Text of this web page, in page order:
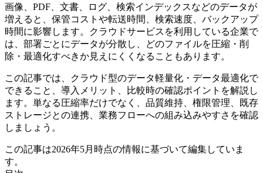
画像、PDF、文書、ログ、検索インデックスなどのデータが
増えると、保管コストや転送時間、検索速度、バックアップ
時間に影響します。クラウドサービスを利用している企業で
は、部署ごとにデータが分散し、どのファイルを圧縮・削
除・最適化すべきか見えにくくなることもあります。
この記事では、クラウド型のデータ軽量化・データ最適化で
できること、導入メリット、比較時の確認ポイントを解説し
ます。単なる圧縮率だけでなく、品質維持、権限管理、既存
ストレージとの連携、業務フローへの組み込みやすさを確認
しましょう。
この記事は2026年5月時点の情報に基づいて編集していま
す。